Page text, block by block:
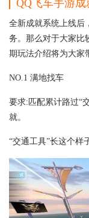
QQ飞车手游成
全新成就系统上线后
务。那么对于大家比
期玩法介绍将为大家
NO.1 满地找车
要求:匹配累计路过“
就。
“交通工具”长这个样